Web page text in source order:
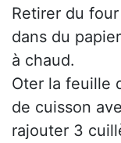
Retirer du
dans du
à chaud.
Oter la feuille
de cuisson
rajouter 3